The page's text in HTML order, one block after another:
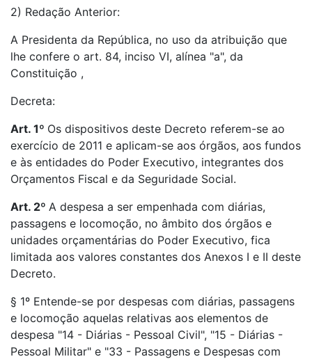
2) Redação Anterior:
A Presidenta da República, no uso da atribuição que
lhe confere o art. 84, inciso VI, alínea "a", da
Constituição ,
Decreta:
Art. 1º Os dispositivos deste Decreto referem-se ao
exercício de 2011 e aplicam-se aos órgãos, aos fundos
e às entidades do Poder Executivo, integrantes dos
Orçamentos Fiscal e da Seguridade Social.
Art. 2º A despesa a ser empenhada com diárias,
passagens e locomoção, no âmbito dos órgãos e
unidades orçamentárias do Poder Executivo, fica
limitada aos valores constantes dos Anexos I e II deste
Decreto.
§ 1º Entende-se por despesas com diárias, passagens
e locomoção aquelas relativas aos elementos de
despesa "14 - Diárias - Pessoal Civil", "15 - Diárias -
Pessoal Militar" e "33 - Passagens e Despesas com